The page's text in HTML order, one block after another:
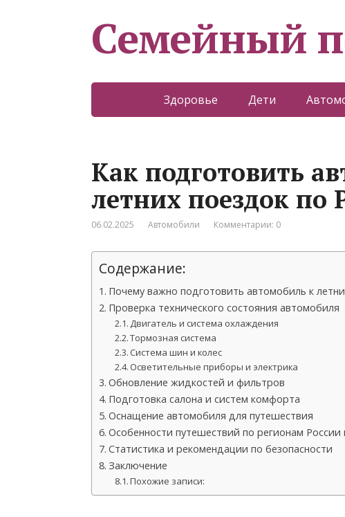
Семейный
Здоровье Дети
Как подготовить
летних поездок по
06.02.2025 Автомобили Комментарии: 0
Содержание:
Почему важно подготовить автомобиль к
Проверка технического состояния автомобиля
Двигатель и система охлаждения
Тормозная система
Система шин и колес
Осветительные приборы и электрика
Обновление жидкостей и фильтров
Подготовка салона и систем комфорта
Оснащение автомобиля для путешествия
Особенности путешествий по регионам России
Статистика и рекомендации по безопасности
Заключение
Похожие записи: